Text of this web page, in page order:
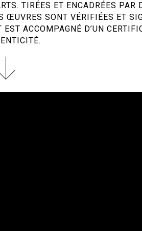
TIRÉES ET ENCADRÉES PAR
ŒUVRES SONT VÉRIFIÉES ET
ACCOMPAGNÉ D’UN